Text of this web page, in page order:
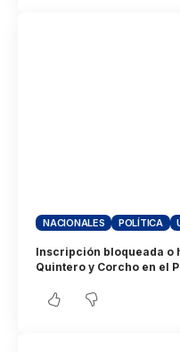
NACIONALES POLÍTICA
Inscripción bloqueada o
Quintero y Corcho en el